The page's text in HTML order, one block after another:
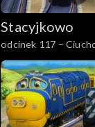
Stacyjkowo
odcinek 117 –